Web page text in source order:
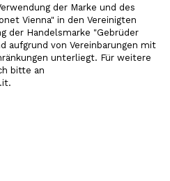
der Marke und des
Vienna" in den Vereinigten
der Handelsmarke "Gebrüder
aufgrund von Vereinbarungen mit
unterliegt. Für weitere
bitte an